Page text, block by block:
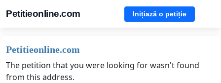
Petitieonline.com Inițiază o petiție
Petitieonline.com
The petition that you were looking for wasn't found
from this address.